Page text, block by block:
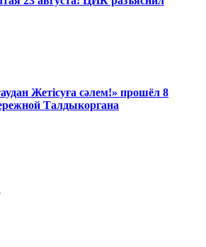
Жетісуға сәлем!» прошёл 8
Талдыкоргана